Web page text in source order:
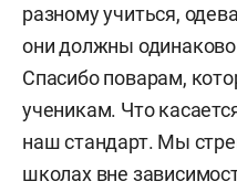
разному учиться,
они должны
Спасибо поварам,
ученикам. Что
наш стандарт. Мы
школах вне